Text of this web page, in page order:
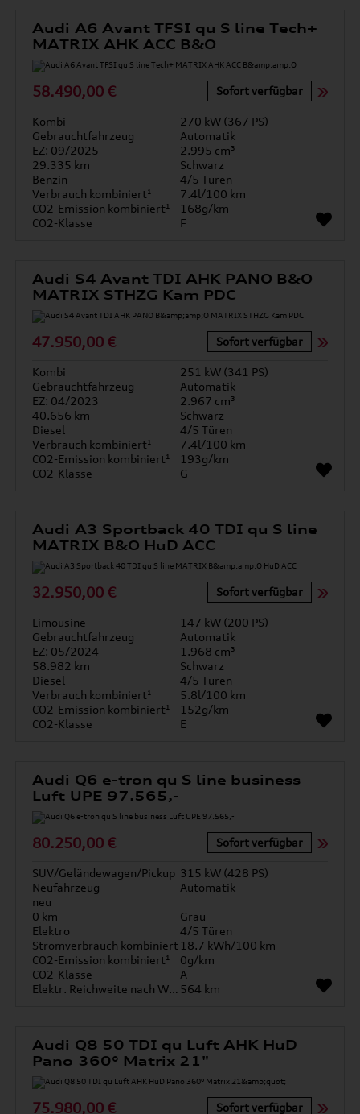
Audi A6 Avant TFSI qu S line Tech+
MATRIX AHK ACC B&O
58.490,00 € Sofort verfügbar
Kombi
270 kW (367 PS)
Gebrauchtfahrzeug
Automatik
EZ: 09/2025
2.995 cm³
29.335 km
Schwarz
Benzin
4/5 Türen
Verbrauch kombiniert¹
7.4l/100 km
CO2-Emission kombiniert¹
168g/km
CO2-Klasse
F
Audi S4 Avant TDI AHK PANO B&O
MATRIX STHZG Kam PDC
47.950,00 € Sofort verfügbar
Kombi
251 kW (341 PS)
Gebrauchtfahrzeug
Automatik
EZ: 04/2023
2.967 cm³
40.656 km
Schwarz
Diesel
4/5 Türen
Verbrauch kombiniert¹
7.4l/100 km
CO2-Emission kombiniert¹
193g/km
CO2-Klasse
G
Audi A3 Sportback 40 TDI qu S line
MATRIX B&O HuD ACC
32.950,00 € Sofort verfügbar
Limousine
147 kW (200 PS)
Gebrauchtfahrzeug
Automatik
EZ: 05/2024
1.968 cm³
58.982 km
Schwarz
Diesel
4/5 Türen
Verbrauch kombiniert¹
5.8l/100 km
CO2-Emission kombiniert¹
152g/km
CO2-Klasse
E
Audi Q6 e-tron qu S line business
Luft UPE 97.565,-
80.250,00 € Sofort verfügbar
SUV/Geländewagen/Pickup 315 kW (428 PS)
Neufahrzeug
Automatik
neu
0 km
Grau
Elektro
4/5 Türen
Stromverbrauch kombiniert 18.7 kWh/100 km
CO2-Emission kombiniert¹
0g/km
CO2-Klasse
A
Elektr. Reichweite nach WLTP* 564 km
Audi Q8 50 TDI qu Luft AHK HuD
Pano 360° Matrix 21"
75.980,00 € Sofort verfügbar